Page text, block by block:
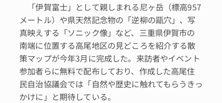
「伊賀富士」として親しまれる尼ヶ岳（標高957
メートル）や県天然記念物の「逆柳の甌穴」、写
真映えする「ソニック像」など、三重県伊賀市の
南端に位置する高尾地区の見どころを紹介する散
策マップが今年3月に完成した。来訪者やイベント
参加者らに無料で配布しており、作成した高尾住
民自治協議会では「自然や歴史に触れてもらうきっ
かけに」と期待している。